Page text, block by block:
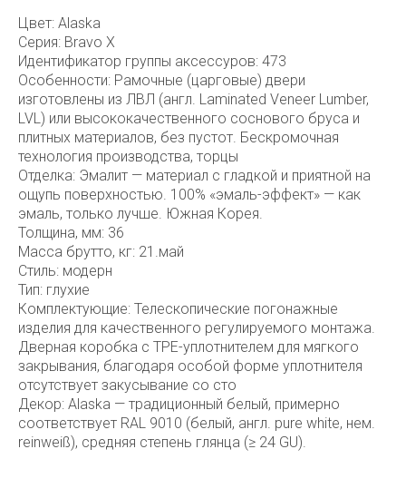
Цвет: Alaska
Серия: Bravo X
Идентификатор группы аксессуров: 473
Особенности: Рамочные (царговые) двери
изготовлены из ЛВЛ (англ. Laminated Veneer Lumber,
LVL) или высококачественного соснового бруса и
плитных материалов, без пустот. Бескромочная
технология производства, торцы
Отделка: Эмалит — материал с гладкой и приятной на
ощупь поверхностью. 100% «эмаль-эффект» — как
эмаль, только лучше. Южная Корея.
Толщина, мм: 36
Масса брутто, кг: 21.май
Стиль: модерн
Тип: глухие
Комплектующие: Телескопические погонажные
изделия для качественного регулируемого монтажа.
Дверная коробка с TPE-уплотнителем для мягкого
закрывания, благодаря особой форме уплотнителя
отсутствует закусывание со сто
Декор: Alaska — традиционный белый, примерно
соответствует RAL 9010 (белый, англ. pure white, нем.
reinweiß), средняя степень глянца (≥ 24 GU).